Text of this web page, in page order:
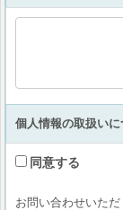
個人情報の取扱いに
同意する
お問い合わせいた